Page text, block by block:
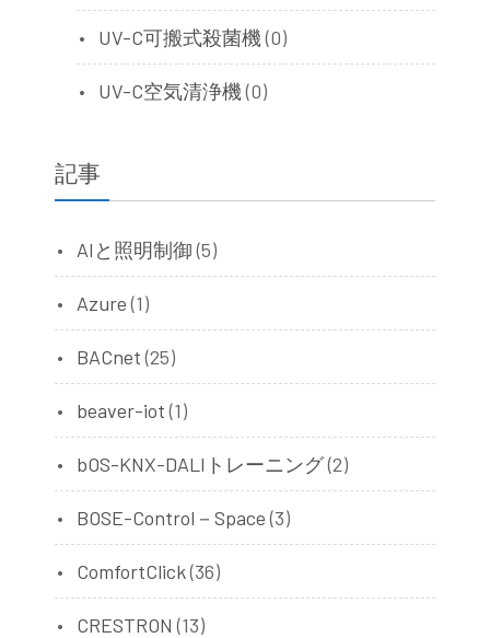
UV-C可搬式殺菌機 (0)
UV-C空気清浄機 (0)
記事
AIと照明制御(5)
Azure(1)
BACnet(25)
beaver-iot(1)
bOS-KNX-DALIトレーニング(2)
BOSE-Control－Space(3)
ComfortClick(36)
CRESTRON (13)